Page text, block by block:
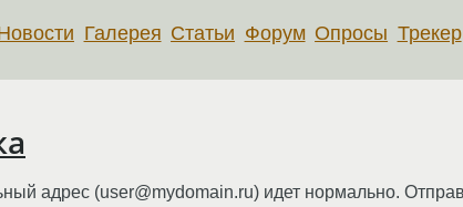
Галерея Статьи Форум Опросы Трекер
адрес (user@mydomain.ru) идет нормально.